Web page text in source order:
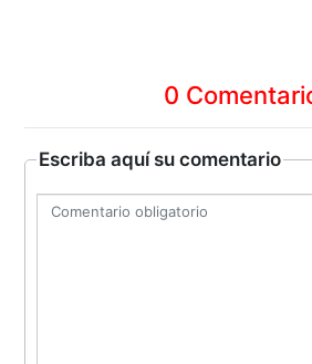
0
Escriba aquí su comentario